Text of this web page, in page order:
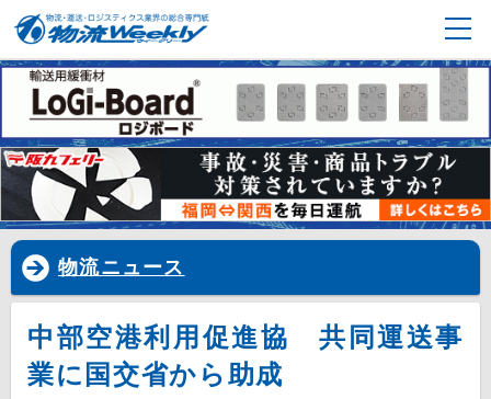
物流ニュース
中部空港利用促進協 共同運送事
業に国交省から助成